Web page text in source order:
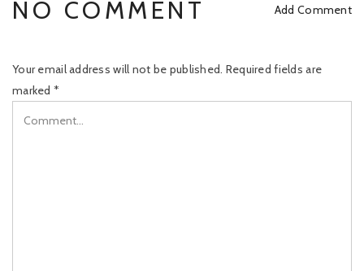
NO COMMENT Add Comment
Your email address will not be published. Required fields are
marked *